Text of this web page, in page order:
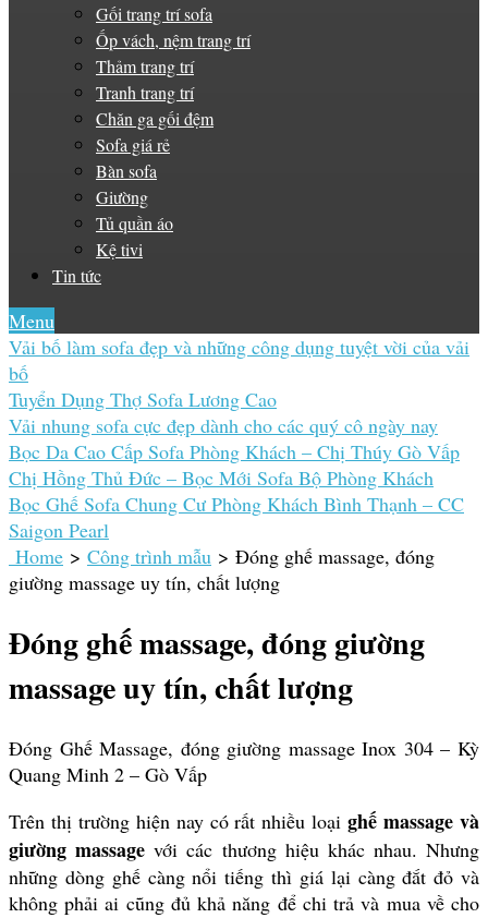
Gối trang trí sofa
Ốp vách, nệm trang trí
Thảm trang trí
Tranh trang trí
Chăn ga gối đệm
Sofa giá rẻ
Bàn sofa
Giường
Tủ quần áo
Kệ tivi
Tin tức
Menu
Vải bố làm sofa đẹp và những công dụng tuyệt vời của vải
bố
Tuyển Dụng Thợ Sofa Lương Cao
Vải nhung sofa cực đẹp dành cho các quý cô ngày nay
Bọc Da Cao Cấp Sofa Phòng Khách – Chị Thúy Gò Vấp
Chị Hồng Thủ Đức – Bọc Mới Sofa Bộ Phòng Khách
Bọc Ghế Sofa Chung Cư Phòng Khách Bình Thạnh – CC
Saigon Pearl
Home > Công trình mẫu > Đóng ghế massage, đóng
giường massage uy tín, chất lượng
Đóng ghế massage, đóng giường
massage uy tín, chất lượng
Đóng Ghế Massage, đóng giường massage Inox 304 – Kỳ
Quang Minh 2 – Gò Vấp
Trên thị trường hiện nay có rất nhiều loại ghế massage và
giường massage với các thương hiệu khác nhau. Nhưng
những dòng ghế càng nổi tiếng thì giá lại càng đắt đỏ và
không phải ai cũng đủ khả năng để chi trả và mua về cho